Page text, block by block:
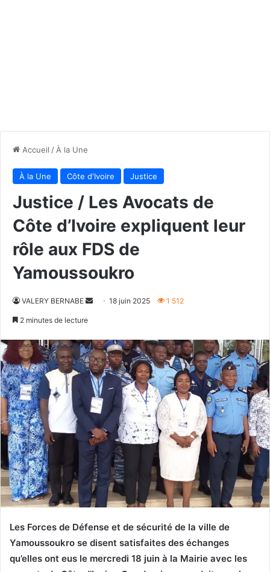
Accueil / À la Une
À la Une Côte d'Ivoire Justice
Justice / Les Avocats de
Côte d’Ivoire expliquent leur
rôle aux FDS de
Yamoussoukro
VALERY BERNABE
Envoyer18 juin 2025 1 512
2 minutes de lecture
Les Forces de Défense et de sécurité de la ville de
Yamoussoukro se disent satisfaites des échanges
qu’elles ont eus le mercredi 18 juin à la Mairie avec les